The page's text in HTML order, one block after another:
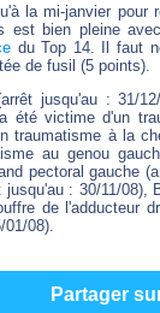
la mi-janvier pour
est bien pleine avec
du Top 14. Il faut
de fusil (5 points).
jusqu'au : 31/
été victime d'un
traumatisme à la
au genou
pectoral gauche
: 30/11/08),
de l'adducteur
08).
Partager